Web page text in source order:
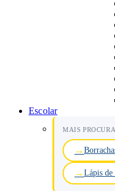
Escolar
MAIS
Lápis de